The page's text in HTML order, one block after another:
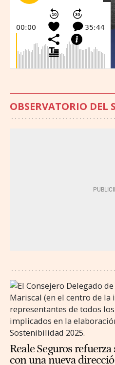
OBSERVATORIO DEL
Reale Seguros refuerza
con una nueva